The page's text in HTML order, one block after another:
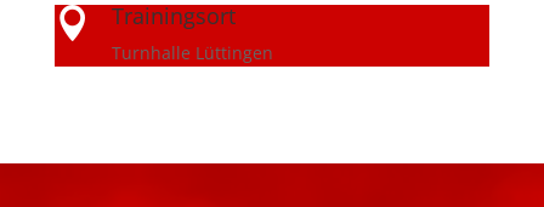
 Trainingsort
Turnhalle Lüttingen